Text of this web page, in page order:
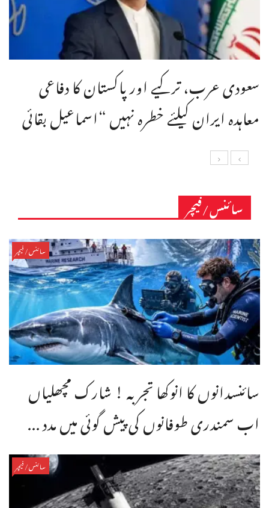
سعودی عرب، ترکیے اور پاکستان کا دفاعی
معاہدہ ایران کیلئے خطرہ نہیں “اسماعیل بقائی
سائنس/فیچر
سائنس/فیچر
سائنسدانوں کا انوکھا تجربہ ! شارک مچھلیاں
اب سمندری طوفانوں کی پیش گوئی میں مدد ...
سائنس/فیچر